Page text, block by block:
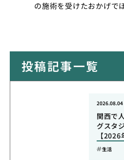
の施術を受けたおかげで
投稿記事一覧
関西で
グスタ
【2026
2026.08.04
生活